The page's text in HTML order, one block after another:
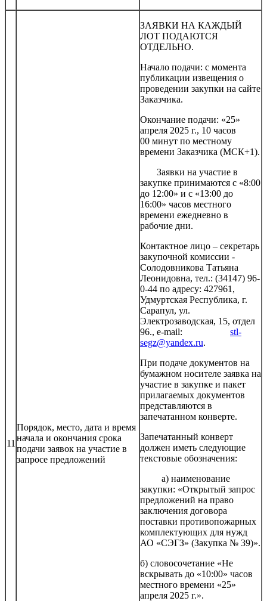
11
Порядок, место, дата и время
начала и окончания срока
подачи заявок на участие в
запросе предложений
ЗАЯВКИ НА КАЖДЫЙ
ЛОТ ПОДАЮТСЯ
ОТДЕЛЬНО.
Начало подачи: с момента
публикации извещения о
проведении закупки на сайте
Заказчика.
Окончание подачи: «25»
апреля 2025 г., 10 часов
00 минут по местному
времени Заказчика (МСК+1).
Заявки на участие в
закупке принимаются с «8:00
до 12:00» и с «13:00 до
16:00» часов местного
времени ежедневно в
рабочие дни.
Контактное лицо – секретарь
закупочной комиссии -
Солодовникова Татьяна
Леонидовна, тел.: (34147) 96-
0-44 по адресу: 427961,
Удмуртская Республика, г.
Сарапул, ул.
Электрозаводская, 15, отдел
96., e-mail: stl-
segz@yandex.ru.
При подаче документов на
бумажном носителе заявка на
участие в закупке и пакет
прилагаемых документов
представляются в
запечатанном конверте.
Запечатанный конверт
должен иметь следующие
текстовые обозначения:
а) наименование
закупки: «Открытый запрос
предложений на право
заключения договора
поставки противопожарных
комплектующих для нужд
АО «СЭГЗ» (Закупка № 39)».
б) словосочетание «Не
вскрывать до «10:00» часов
местного времени «25»
апреля 2025 г.».